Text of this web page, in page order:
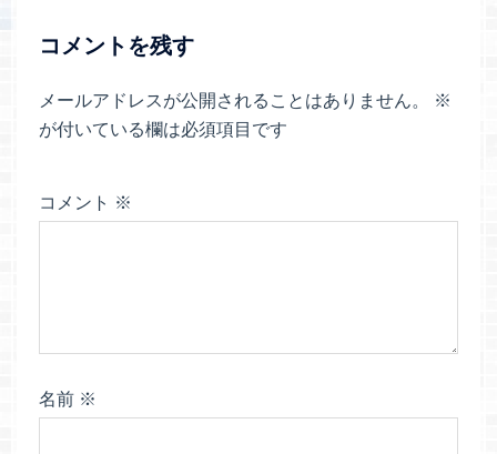
ョコメントを残す
メールアドレスが公開されることはありません。
※
が付いている欄は必須項目です
コメント ※
名前 ※